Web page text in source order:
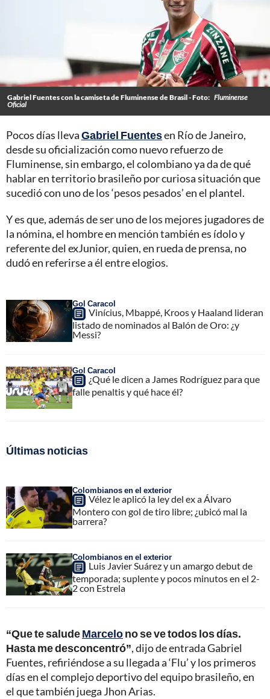
Gabriel Fuentes con la camiseta de Fluminense de Brasil - Foto: Fluminense
Oficial
Pocos días llevaGabriel Fuentesen Río de Janeiro,
desde su oficialización como nuevo refuerzo de
Fluminense, sin embargo, el colombiano ya da de qué
hablar en territorio brasileño por curiosa situación que
sucedió con uno de los ‘pesos pesados’ en el plantel.
Y es que, además de ser uno de los mejores jugadores de
la nómina, el hombre en mención también es ídolo y
referente del exJunior, quien, en rueda de prensa, no
dudó en referirse a él entre elogios.
Gol Caracol
Vinícius, Mbappé, Kroos y Haaland lideran
listado de nominados al Balón de Oro: ¿y
Messi?
Gol Caracol
¿Qué le dicen a James Rodríguez para que
falle penaltis y qué hace él?
Últimas noticias
Colombianos en el exterior
Vélez le aplicó la ley del ex a Álvaro
Montero con gol de tiro libre; ¿ubicó mal la
barrera?
Colombianos en el exterior
Luis Javier Suárez y un amargo debut de
temporada; suplente y pocos minutos en el 2-
2 con Estrela
“Que te saludeMarcelono se ve todos los días.
Hasta me desconcentró”, dijo de entrada Gabriel
Fuentes, refiriéndose a su llegada a ‘Flu’ y los primeros
días en el complejo deportivo del equipo brasileño, en
el que también juega Jhon Arias.